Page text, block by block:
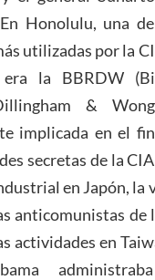
Honolulu, una
utilizadas por la
la BBRDW
&
implicada en el
secretas de la
en Japón, la
anticomunistas de
actividades en